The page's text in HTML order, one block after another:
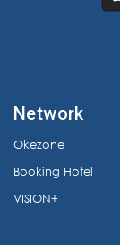
Network
Okezone
Booking Hotel
VISION+